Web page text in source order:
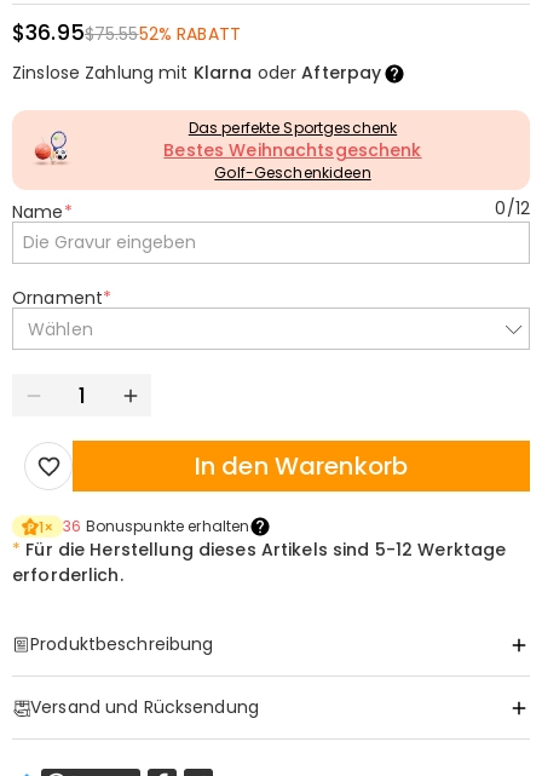
$36.95$75.5552% RABATT
Zinslose Zahlung mit Klarna oderAfterpay
Das perfekte Sportgeschenk
Bestes Weihnachtsgeschenk
Golf-Geschenkideen
Name* 0/12
Ornament*
Wählen
In den Warenkorb
1× 36 Bonuspunkte erhalten
* Für die Herstellung dieses Artikels sind 5-12 Werktage
erforderlich.
Produktbeschreibung
Ein Meisterwerk für den Mann, der auf dem Fairway seinen Frieden
findet
Dies ist mehr als ein Set; es ist eine Hommage an jeden frühen
Versand und Rücksendung